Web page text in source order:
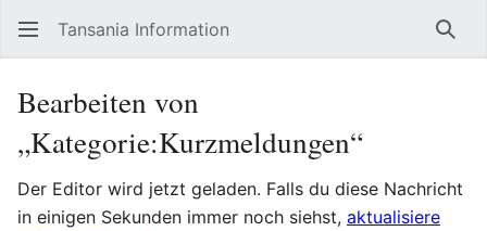
Tansania Information
Bearbeiten von
„Kategorie:Kurzmeldungen“
Der Editor wird jetzt geladen. Falls du diese Nachricht
in einigen Sekunden immer noch siehst, aktualisiere